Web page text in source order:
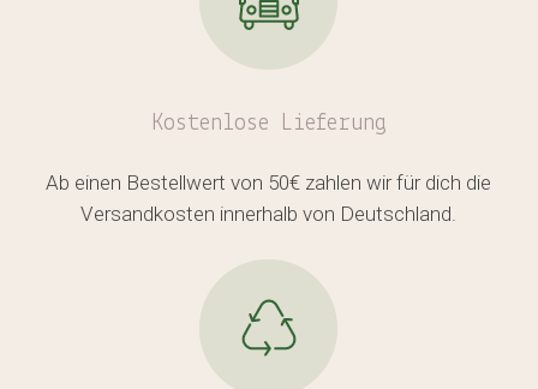
Kostenlose Lieferung
Ab einen Bestellwert von 50€ zahlen wir für dich die
Versandkosten innerhalb von Deutschland.